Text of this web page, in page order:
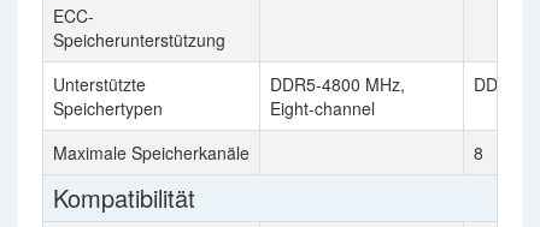
ECC-
Speicherunterstützung
Unterstützte
Speichertypen
DDR5-4800 MHz,
Eight-channel
DDR4-
Maximale Speicherkanäle 8
Kompatibilität